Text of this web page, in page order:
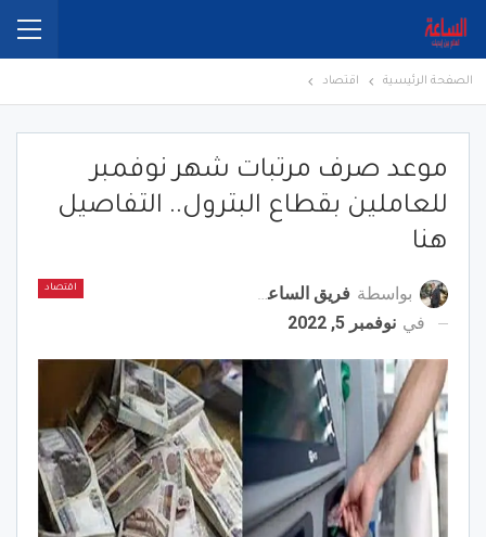
الصفحة الرئيسية اقتصاد
موعد صرف مرتبات شهر نوفمبر
للعاملين بقطاع البترول.. التفاصيل
هنا
اقتصاد بواسطة فريق الساعة برس
في نوفمبر 5, 2022